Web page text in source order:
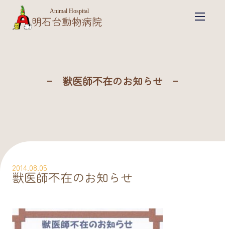
Animal Hospital
明石台動物病院
獣医師不在のお知らせ
2014.08.05
獣医師不在のお知らせ